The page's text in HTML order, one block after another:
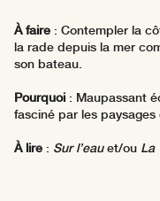
À faire : Contempler la
la rade depuis la mer
son bateau.
Pourquoi : Maupassant
fasciné par les paysages
À lire : Sur l’eauet/ou La